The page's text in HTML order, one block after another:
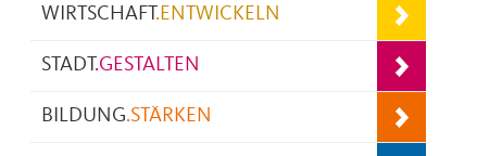
WIRTSCHAFT.ENTWICKELN
STADT.GESTALTEN
BILDUNG.STÄRKEN